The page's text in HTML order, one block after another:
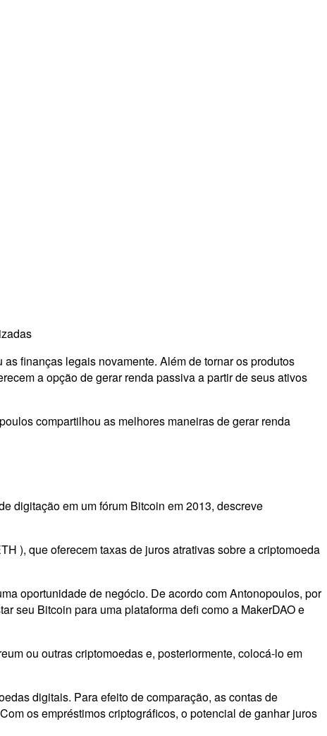
finanças legais novamente. Além de tornar os produtos
a opção de gerar renda passiva a partir de seus ativos
compartilhou as melhores maneiras de gerar renda
digitação em um fórum Bitcoin em 2013, descreve
), que oferecem taxas de juros atrativas sobre a criptomoeda
oportunidade de negócio. De acordo com Antonopoulos, por
seu Bitcoin para uma plataforma defi como a MakerDAO e
ou outras criptomoedas e, posteriormente, colocá-lo em
digitais. Para efeito de comparação, as contas de
os empréstimos criptográficos, o potencial de ganhar juros